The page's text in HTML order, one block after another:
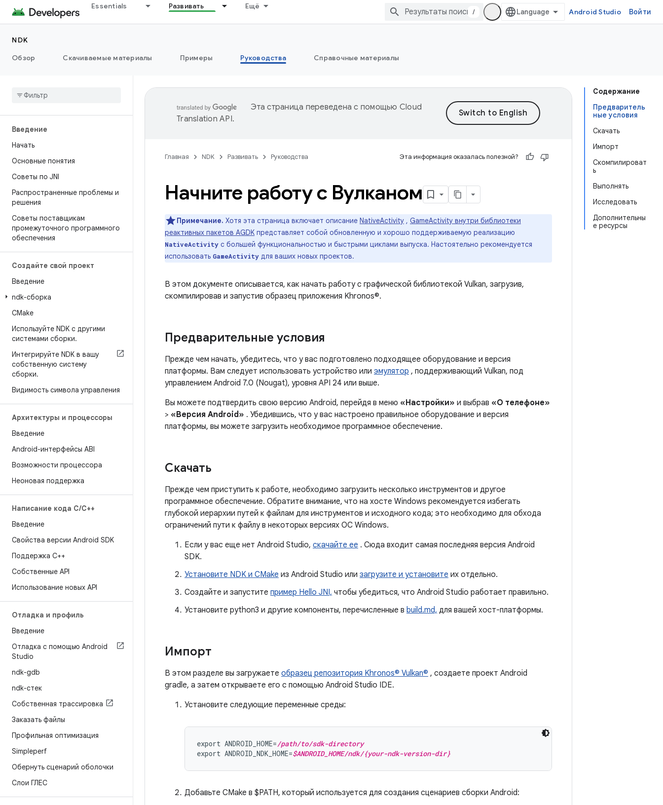
Essentials Развивать Ещё
/ Android Studio Войти
NDK
Обзор
Скачиваемые материалы Примеры Руководства Справочные материалы
Введение
Начать
Основные понятия
Советы по JNI
Распространенные проблемы и
решения
Советы поставщикам
промежуточного программного
обеспечения
Создайте свой проект
Введение
ndk-сборка
CMake
Используйте NDK с другими
системами сборки.
Интегрируйте NDK в вашу
собственную систему
сборки.
Видимость символа управления
Архитектуры и процессоры
Введение
Android-интерфейсы ABI
Возможности процессора
Неоновая поддержка
Написание кода C/C++
Введение
Свойства версии Android SDK
Поддержка С++
Собственные API
Использование новых API
Отладка и профиль
Введение
Отладка с помощью Android
Studio
ndk-gdb
ndk-стек
Собственная трассировка
Заказать файлы
Профильная оптимизация
Simpleperf
Обернуть сценарий оболочки
Слои ГЛЕС
Содержание
Предваритель
ные условия
Скачать
Импорт
Скомпилироват
ь
Выполнять
Исследовать
Дополнительны
е ресурсы
Эта страница переведена с помощью Cloud
Translation API.
Главная NDK Развивать Руководства Эта информация оказалась полезной?
Начните работу с Вулканом
Примечание. Хотя эта страница включает описание NativeActivity , GameActivity внутри библиотеки
реактивных пакетов AGDK представляет собой обновленную и хорошо поддерживаемую реализацию
NativeActivity с большей функциональностью и быстрыми циклами выпуска. Настоятельно рекомендуется
использовать GameActivity для ваших новых проектов.
В этом документе описывается, как начать работу с графической библиотекой Vulkan, загрузив,
скомпилировав и запустив образец приложения Khronos©.
Предварительные условия
Прежде чем начать, убедитесь, что у вас подготовлено подходящее оборудование и версия
платформы. Вам следует использовать устройство или эмулятор , поддерживающий Vulkan, под
управлением Android 7.0 (Nougat), уровня API 24 или выше.
Вы можете подтвердить свою версию Android, перейдя в меню «Настройки» и выбрав «О телефоне»
> «Версия Android» . Убедившись, что у вас настроено правильное оборудование и версия
платформы, вы можете загрузить необходимое программное обеспечение.
Скачать
Прежде чем приступить к работе, необходимо загрузить несколько инструментов и другое
программное обеспечение. Обратите внимание, что на хосте Windows рекомендуется избегать
глубокой иерархии путей к файлам для инструментов и исходного кода; это необходимо для обхода
ограничений пути к файлу в некоторых версиях ОС Windows.
Если у вас еще нет Android Studio, скачайте ее . Сюда входит самая последняя версия Android
SDK.
Установите NDK и CMake из Android Studio или загрузите и установите их отдельно.
Создайте и запустите пример Hello JNI, чтобы убедиться, что Android Studio работает правильно.
Установите python3 и другие компоненты, перечисленные в build.md, для вашей хост-платформы.
Импорт
В этом разделе вы загружаете образец репозитория Khronos© Vulkan© , создаете проект Android
gradle, а затем открываете его с помощью Android Studio IDE.
Установите следующие переменные среды:
export ANDROID_HOME=/path/to/sdk-directory
export ANDROID_NDK_HOME=$ANDROID_HOME/ndk/{your-ndk-version-dir}
Добавьте CMake в $PATH, который используется для создания сценариев сборки Android: